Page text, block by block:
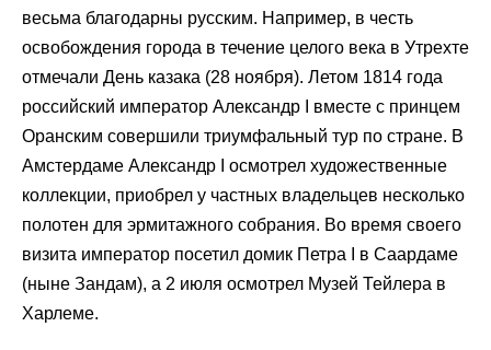
весьма благодарны русским. Например, в честь
освобождения города в течение целого века в Утрехте
отмечали День казака (28 ноября). Летом 1814 года
российский император Александр I вместе с принцем
Оранским совершили триумфальный тур по стране. В
Амстердаме Александр I осмотрел художественные
коллекции, приобрел у частных владельцев несколько
полотен для эрмитажного собрания. Во время своего
визита император посетил домик Петра I в Саардаме
(ныне Зандам), а 2 июля осмотрел Музей Тейлера в
Харлеме.